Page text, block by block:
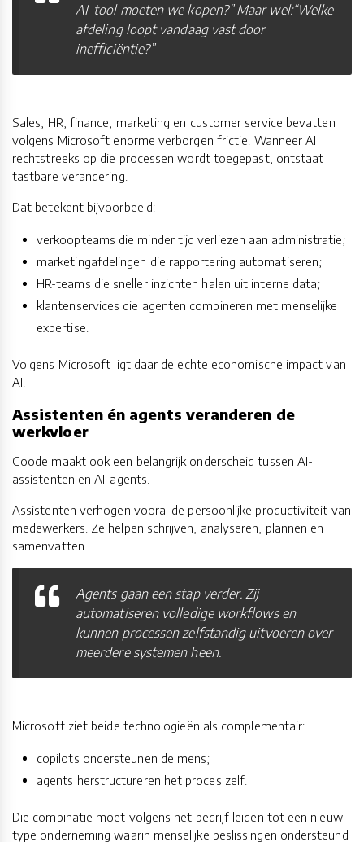
AI-tool moeten we kopen?” Maar wel:“Welke
afdeling loopt vandaag vast door
inefficiëntie?”
Sales, HR, finance, marketing en customer service bevatten
volgens Microsoft enorme verborgen frictie. Wanneer AI
rechtstreeks op die processen wordt toegepast, ontstaat
tastbare verandering.
Dat betekent bijvoorbeeld:
verkoopteams die minder tijd verliezen aan administratie;
marketingafdelingen die rapportering automatiseren;
HR-teams die sneller inzichten halen uit interne data;
klantenservices die agenten combineren met menselijke
expertise.
Volgens Microsoft ligt daar de echte economische impact van
AI.
Assistenten én agents veranderen de
werkvloer
Goode maakt ook een belangrijk onderscheid tussen AI-
assistenten en AI-agents.
Assistenten verhogen vooral de persoonlijke productiviteit van
medewerkers. Ze helpen schrijven, analyseren, plannen en
samenvatten.
Agents gaan een stap verder. Zij
automatiseren volledige workflows en
kunnen processen zelfstandig uitvoeren over
meerdere systemen heen.
Microsoft ziet beide technologieën als complementair:
copilots ondersteunen de mens;
agents herstructureren het proces zelf.
Die combinatie moet volgens het bedrijf leiden tot een nieuw
type onderneming waarin menselijke beslissingen ondersteund